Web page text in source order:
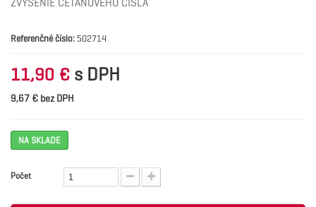
Referenčné číslo: 502714
11,90 € s DPH
9,67 € bez DPH
NA SKLADE
Počet